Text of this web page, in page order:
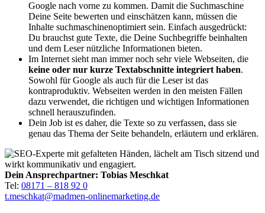
Google nach vorne zu kommen. Damit die Suchmaschine
Deine Seite bewerten und einschätzen kann, müssen die
Inhalte suchmaschinenoptimiert sein. Einfach ausgedrückt:
Du brauchst gute Texte, die Deine Suchbegriffe beinhalten
und dem Leser nützliche Informationen bieten.
Im Internet sieht man immer noch sehr viele Webseiten, die
keine oder nur kurze Textabschnitte integriert haben.
Sowohl für Google als auch für die Leser ist das
kontraproduktiv. Webseiten werden in den meisten Fällen
dazu verwendet, die richtigen und wichtigen Informationen
schnell herauszufinden.
Dein Job ist es daher, die Texte so zu verfassen, dass sie
genau das Thema der Seite behandeln, erläutern und erklären.
Dein Ansprechpartner: Tobias Meschkat
Tel: 08171 – 818 92 0
t.meschkat@madmen-onlinemarketing.de